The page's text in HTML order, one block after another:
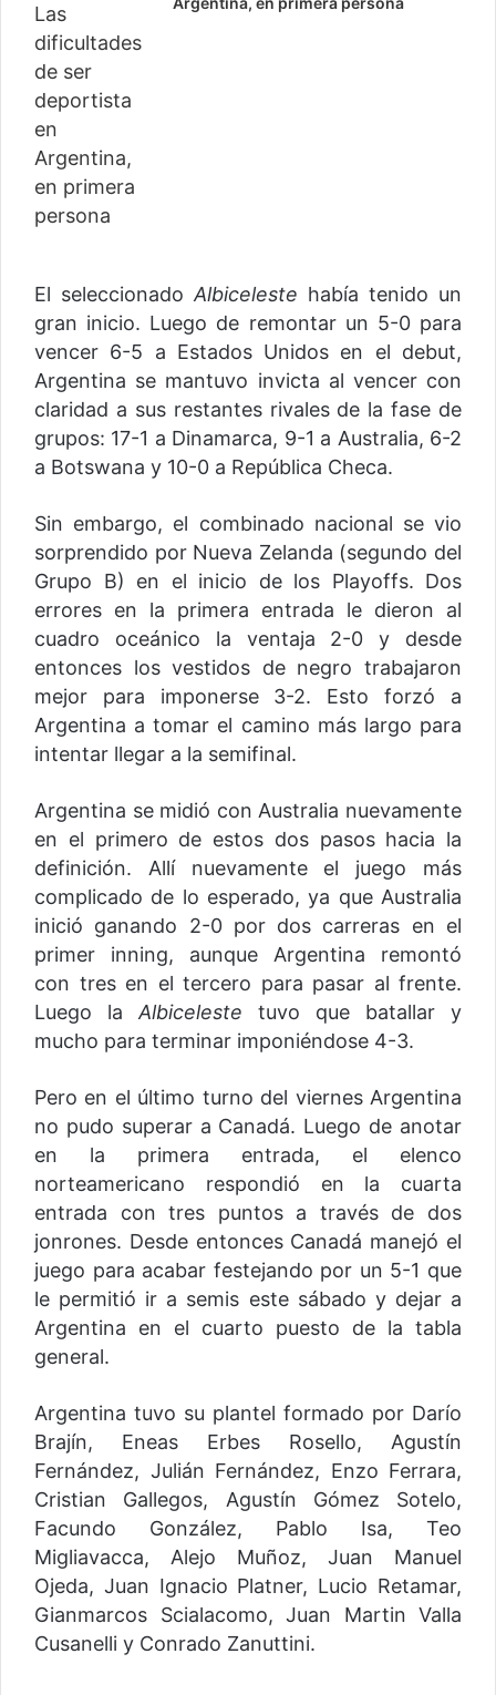
El seleccionadoAlbiceleste había tenido un
gran inicio. Luego de remontar un 5-0 para
vencer 6-5 a Estados Unidos en el debut,
Argentina se mantuvo invicta al vencer con
claridad a sus restantes rivales de la fase de
grupos: 17-1 a Dinamarca, 9-1 a Australia, 6-2
a Botswana y 10-0 a República Checa.
Sin embargo, el combinado nacional se vio
sorprendido por Nueva Zelanda (segundo del
Grupo B) en el inicio de los Playoffs. Dos
errores en la primera entrada le dieron al
cuadro oceánico la ventaja 2-0 y desde
entonces los vestidos de negro trabajaron
mejor para imponerse 3-2. Esto forzó a
Argentina a tomar el camino más largo para
intentar llegar a la semifinal.
Argentina se midió con Australia nuevamente
en el primero de estos dos pasos hacia la
definición. Allí nuevamente el juego más
complicado de lo esperado, ya que Australia
inició ganando 2-0 por dos carreras en el
primer inning, aunque Argentina remontó
con tres en el tercero para pasar al frente.
Luego laAlbiceleste tuvo que batallar y
mucho para terminar imponiéndose 4-3.
Pero en el último turno del viernes Argentina
no pudo superar a Canadá. Luego de anotar
en la primera entrada, el elenco
norteamericano respondió en la cuarta
entrada con tres puntos a través de dos
jonrones. Desde entonces Canadá manejó el
juego para acabar festejando por un 5-1 que
le permitió ir a semis este sábado y dejar a
Argentina en el cuarto puesto de la tabla
general.
Argentina tuvo su plantel formado por Darío
Brajín, Eneas Erbes Rosello, Agustín
Fernández, Julián Fernández, Enzo Ferrara,
Cristian Gallegos, Agustín Gómez Sotelo,
Facundo González, Pablo Isa, Teo
Migliavacca, Alejo Muñoz, Juan Manuel
Ojeda, Juan Ignacio Platner, Lucio Retamar,
Gianmarcos Scialacomo, Juan Martin Valla
Cusanelli y Conrado Zanuttini.